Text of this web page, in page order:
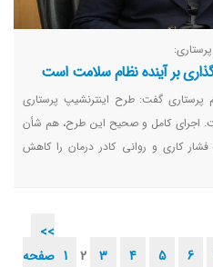
بر آینده نظام سلامت است
پرستاری گفت: طرح اینترنشیپ پرستاری
اجرای کامل و صحیح این طرح، هم شأن
کاری و روانی کادر درمان را کاهش
را به شکل محسوسی افزایش می‌دهد.
<<
صفحه 1 2 3 4 5 6